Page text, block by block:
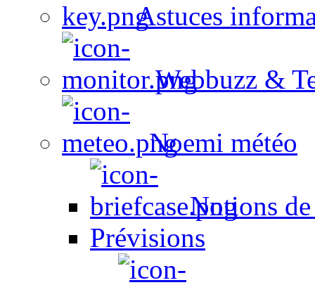
Astuces
Webbuzz &
Noemi météo
Notions
Prévisions